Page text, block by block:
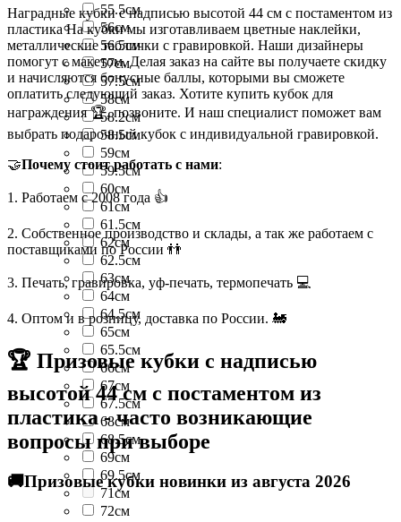
55.5см
56см
56.5см
57см
57.5см
58см
58.2см
58.5см
59см
59.5см
60см
61см
61.5см
62см
62.5см
63см
64см
64.5см
65см
65.5см
66см
67см
67.5см
68см
68.5см
69см
69.5см
71см
72см
Наградные кубки с надписью высотой 44 см с постаментом из
пластика На кубки мы изготавливаем цветные наклейки,
металлические таблички с гравировкой. Наши дизайнеры
помогут с макетом. Делая заказ на сайте вы получаете скидку
и начисляются бонусные баллы, которыми вы сможете
оплатить следующий заказ. Хотите купить кубок для
награждения 🏆, позвоните. И наш специалист поможет вам
выбрать подарочный кубок с индивидуальной гравировкой.
🤝Почему стоит работать с нами:
1. Работаем с 2008 года 👍
2. Собственное производство и склады, а так же работаем с
поставщиками по России 👬
3. Печать, гравировка, уф-печать, термопечать 💻
4. Оптом и в розницу, доставка по России. 🚂
🏆 Призовые кубки с надписью
высотой 44 см с постаментом из
пластика - часто возникающие
вопросы при выборе
🚚Призовые кубки новинки из августа 2026